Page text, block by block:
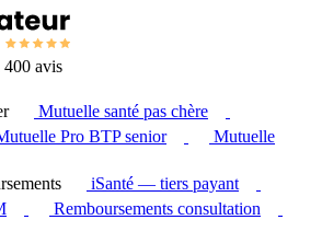
400 avis
Mutuelle santé pas chère
Pro BTP senior
Mutuelle
iSanté — tiers payant
Remboursements consultation